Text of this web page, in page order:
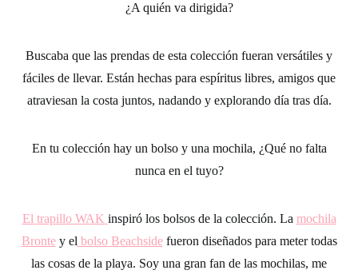
¿A quién va dirigida?
Buscaba que las prendas de esta colección fueran versátiles y
fáciles de llevar. Están hechas para espíritus libres, amigos que
atraviesan la costa juntos, nadando y explorando día tras día.
En tu colección hay un bolso y una mochila, ¿Qué no falta
nunca en el tuyo?
El trapillo WAK inspiró los bolsos de la colección. La mochila
Brontey el bolso Beachsidefueron diseñados para meter todas
las cosas de la playa. Soy una gran fan de las mochilas, me